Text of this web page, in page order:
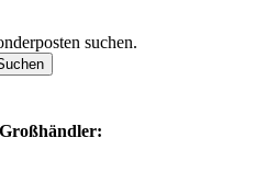
suchen.